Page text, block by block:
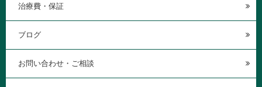
治療費・保証
ブログ
お問い合わせ・ご相談